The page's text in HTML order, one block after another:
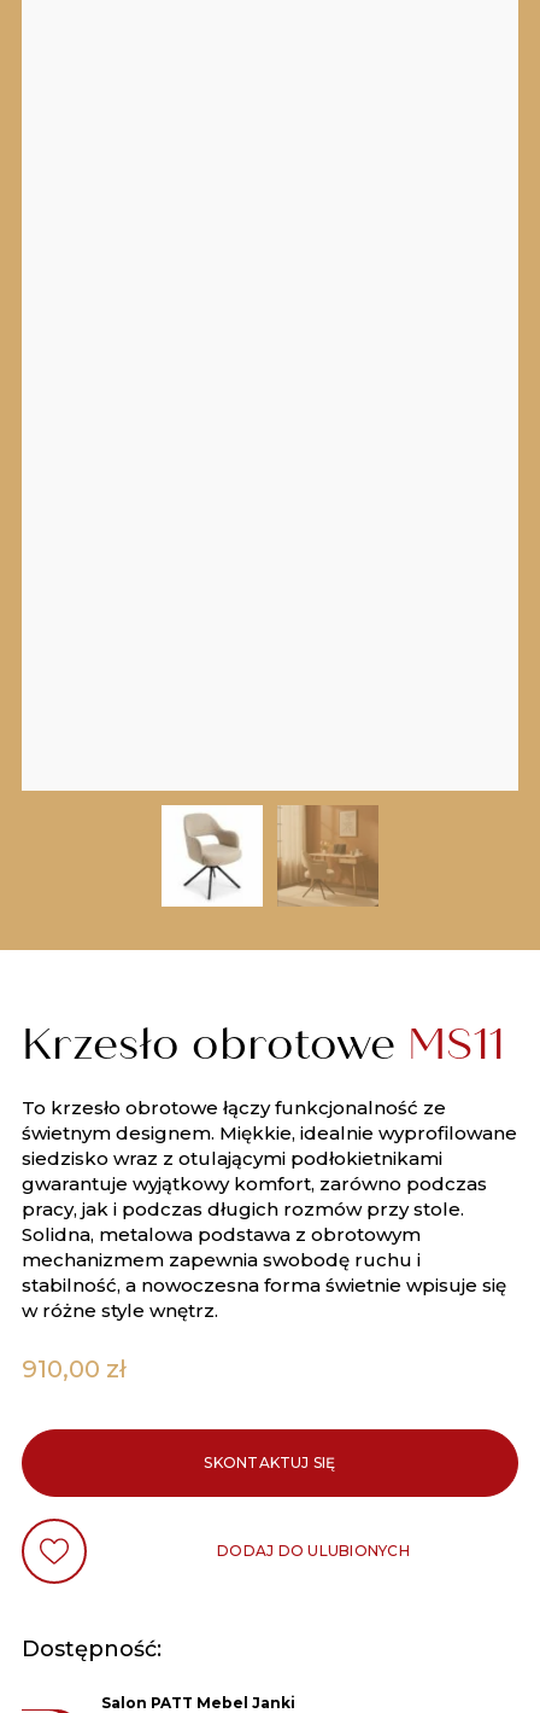
Krzesło obrotowe MS11
To krzesło obrotowe łączy funkcjonalność ze
świetnym designem. Miękkie, idealnie wyprofilowane
siedzisko wraz z otulającymi podłokietnikami
gwarantuje wyjątkowy komfort, zarówno podczas
pracy, jak i podczas długich rozmów przy stole.
Solidna, metalowa podstawa z obrotowym
mechanizmem zapewnia swobodę ruchu i
stabilność, a nowoczesna forma świetnie wpisuje się
w różne style wnętrz.
910,00 zł
SKONTAKTUJ SIĘ
DODAJ DO ULUBIONYCH
Dostępność:
Salon PATT Mebel Janki